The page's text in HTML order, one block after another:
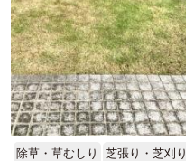
除草・草むしり 芝張り・芝刈り